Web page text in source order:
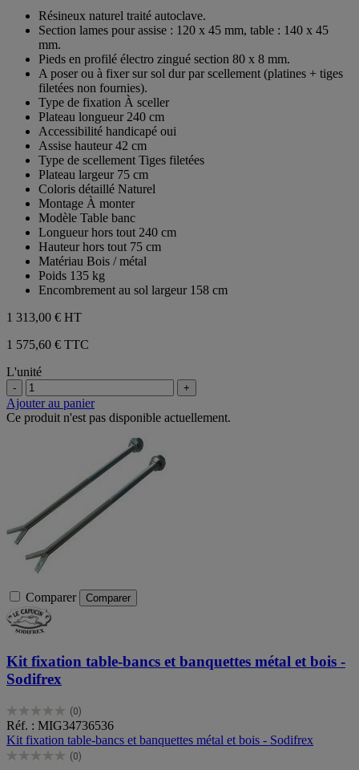
étoiles.
Résineux naturel traité autoclave.
Section lames pour assise : 120 x 45 mm, table : 140 x 45
mm.
Pieds en profilé électro zingué section 80 x 8 mm.
A poser ou à fixer sur sol dur par scellement (platines + tiges
filetées non fournies).
Type de fixation À sceller
Plateau longueur 240 cm
Accessibilité handicapé oui
Assise hauteur 42 cm
Type de scellement Tiges filetées
Plateau largeur 75 cm
Coloris détaillé Naturel
Montage À monter
Modèle Table banc
Longueur hors tout 240 cm
Hauteur hors tout 75 cm
Matériau Bois / métal
Poids 135 kg
Encombrement au sol largeur 158 cm
1 313,00 € HT
1 575,60 € TTC
L'unité
- +
Ajouter au panier
Ce produit n'est pas disponible actuellement.
Comparer Comparer
Kit fixation table-bancs et banquettes métal et bois -
Sodifrex
(0)
0.0
sur
5
étoiles.
Réf. : MIG34736536
Kit fixation table-bancs et banquettes métal et bois - Sodifrex
(0)
0.0